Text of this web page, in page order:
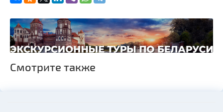
Смотрите также